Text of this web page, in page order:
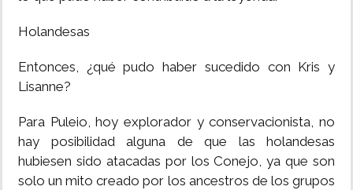
Holandesas
Entonces, ¿qué pudo haber sucedido con Kris y
Lisanne?
Para Puleio, hoy explorador y conservacionista, no
hay posibilidad alguna de que las holandesas
hubiesen sido atacadas por los Conejo, ya que son
solo un mito creado por los ancestros de los grupos